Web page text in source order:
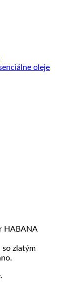
oleje
HABANA
so zlatým